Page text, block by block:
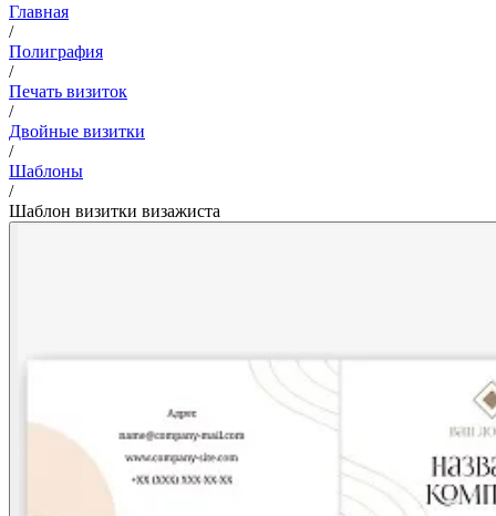
Главная
/
Полиграфия
/
Печать визиток
/
Двойные визитки
/
Шаблоны
/
Шаблон визитки визажиста